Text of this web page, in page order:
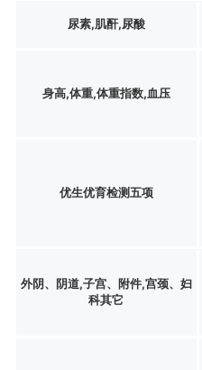
尿素,肌酐,尿酸
身高,体重,体重指数,血压
优生优育检测五项
外阴、阴道,子宫、附件,宫颈、妇
科其它